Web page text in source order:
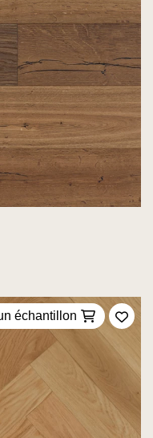
échantillon